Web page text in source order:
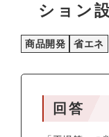
ション
商品開発 省エネ
回答